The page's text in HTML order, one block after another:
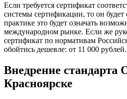
Если требуется сертификат
системы сертификации, то он будет
практике это будет означать
международном рынке. Если же
сертификат по нормативам
обойтись дешевле: от 11 000 рублей.
Внедрение стандарта
Красноярске